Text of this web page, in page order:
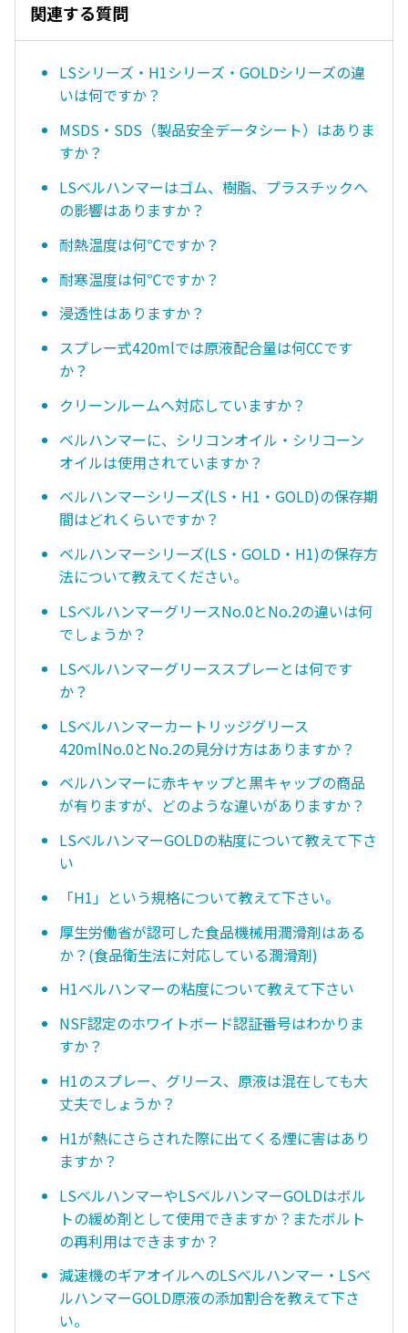
関連する質問
LSシリーズ・H1シリーズ・GOLDシリーズの違
いは何ですか？
MSDS・SDS（製品安全データシート）はありま
すか？
LSベルハンマーはゴム、樹脂、プラスチックへ
の影響はありますか？
耐熱温度は何℃ですか？
耐寒温度は何℃ですか？
浸透性はありますか？
スプレー式420mlでは原液配合量は何CCです
か？
クリーンルームへ対応していますか？
ベルハンマーに、シリコンオイル・シリコーン
オイルは使用されていますか？
ベルハンマーシリーズ(LS・H1・GOLD)の保存期
間はどれくらいですか？
ベルハンマーシリーズ(LS・GOLD・H1)の保存方
法について教えてください。
LSベルハンマーグリースNo.0とNo.2の違いは何
でしょうか？
LSベルハンマーグリーススプレーとは何です
か？
LSベルハンマーカートリッジグリース
420mlNo.0とNo.2の見分け方はありますか？
ベルハンマーに赤キャップと黒キャップの商品
が有りますが、どのような違いがありますか？
LSベルハンマーGOLDの粘度について教えて下さ
い
「H1」という規格について教えて下さい。
厚生労働省が認可した食品機械用潤滑剤はある
か？(食品衛生法に対応している潤滑剤)
H1ベルハンマーの粘度について教えて下さい
NSF認定のホワイトボード認証番号はわかりま
すか？
H1のスプレー、グリース、原液は混在しても大
丈夫でしょうか？
H1が熱にさらされた際に出てくる煙に害はあり
ますか？
LSベルハンマーやLSベルハンマーGOLDはボル
トの緩め剤として使用できますか？またボルト
の再利用はできますか？
減速機のギアオイルへのLSベルハンマー・LSベ
ルハンマーGOLD原液の添加割合を教えて下さ
い。